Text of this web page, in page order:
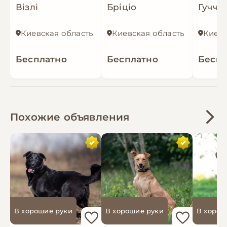
Візлі
Киевская область
Бесплатно
Бріціо
Киевская область
Бесплатно
Гуччі
Похожие объявления
В хорошие руки В хорошие руки В